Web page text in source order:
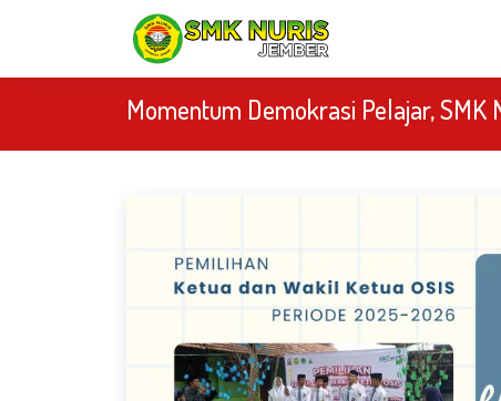
Momentum Demokrasi Pelajar,